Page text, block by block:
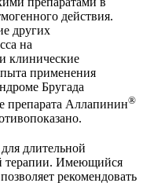
действия.
других
на
клинические
применения
Бругада
препарата Аллапинин®
длительной
терапии. Имеющийся
рекомендовать